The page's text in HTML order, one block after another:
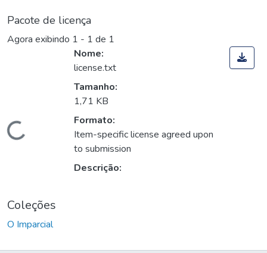
Pacote de licença
Agora exibindo 1 - 1 de 1
Carregando...
Nome:
license.txt
Tamanho:
1,71 KB
Formato:
Item-specific license agreed upon
to submission
Descrição:
Coleções
O Imparcial